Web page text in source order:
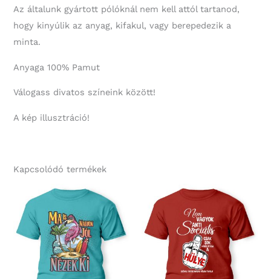
Az általunk gyártott pólóknál nem kell attól tartanod,
hogy kinyúlik az anyag, kifakul, vagy berepedezik a
minta.
Anyaga 100% Pamut
Válogass divatos színeink között!
A kép illusztráció!
Kapcsolódó termékek